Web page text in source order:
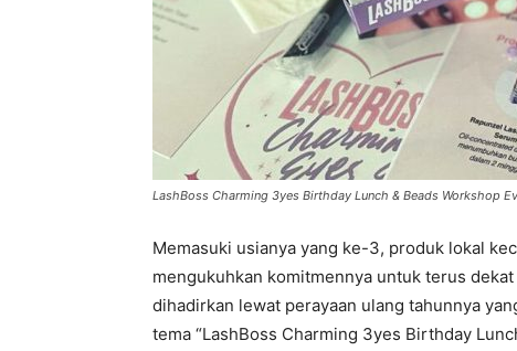
LashBoss Charming 3yes Birthday Lunch & Beads Workshop
Memasuki usianya yang ke-3, produk lokal
mengukuhkan komitmennya untuk terus
dihadirkan lewat perayaan ulang tahunnya
tema “LashBoss Charming 3yes Birthday